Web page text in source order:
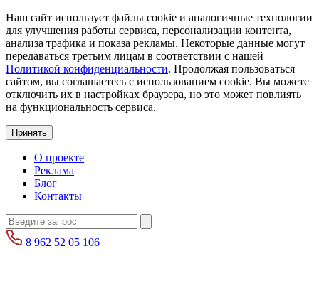
Наш сайт использует файлы cookie и аналогичные технологии
для улучшения работы сервиса, персонализации контента,
анализа трафика и показа рекламы. Некоторые данные могут
передаваться третьим лицам в соответствии с нашей
Политикой конфиденциальности. Продолжая пользоваться
сайтом, вы соглашаетесь с использованием cookie. Вы можете
отключить их в настройках браузера, но это может повлиять
на функциональность сервиса.
Принять
О проекте
Реклама
Блог
Контакты
8 962 52 05 106